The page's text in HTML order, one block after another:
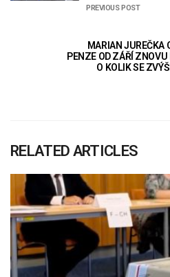
PREVIOUS POST
MARIAN JUREČKA
PENZE OD ZÁŘÍ
O KOLIK SE
RELATED ARTICLES